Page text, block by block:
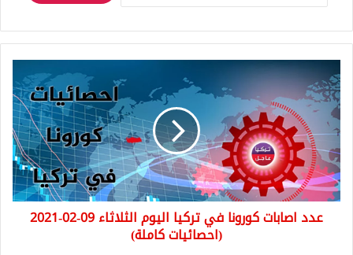
اصابات
كورونا
في
تركيا
اليوم
الثلاثاء
09-
02-
2021
عدد اصابات كورونا في تركيا اليوم الثلاثاء 09-02-2021
(احصائيات كاملة)